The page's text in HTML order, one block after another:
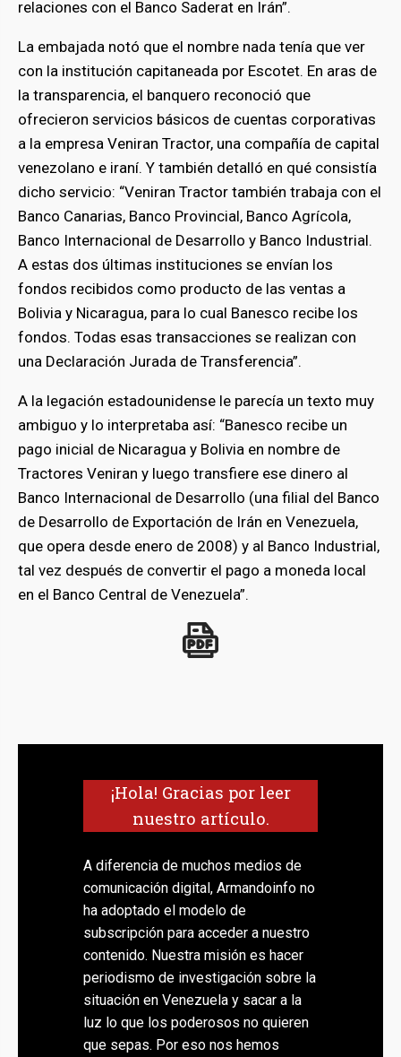
relaciones con el Banco Saderat en Irán”.
La embajada notó que el nombre nada tenía que ver
con la institución capitaneada por Escotet. En aras de
la transparencia, el banquero reconoció que
ofrecieron servicios básicos de cuentas corporativas
a la empresa Veniran Tractor, una compañía de capital
venezolano e iraní. Y también detalló en qué consistía
dicho servicio: “Veniran Tractor también trabaja con el
Banco Canarias, Banco Provincial, Banco Agrícola,
Banco Internacional de Desarrollo y Banco Industrial.
A estas dos últimas instituciones se envían los
fondos recibidos como producto de las ventas a
Bolivia y Nicaragua, para lo cual Banesco recibe los
fondos. Todas esas transacciones se realizan con
una Declaración Jurada de Transferencia”.
A la legación estadounidense le parecía un texto muy
ambiguo y lo interpretaba así: “Banesco recibe un
pago inicial de Nicaragua y Bolivia en nombre de
Tractores Veniran y luego transfiere ese dinero al
Banco Internacional de Desarrollo (una filial del Banco
de Desarrollo de Exportación de Irán en Venezuela,
que opera desde enero de 2008) y al Banco Industrial,
tal vez después de convertir el pago a moneda local
en el Banco Central de Venezuela”.
¡Hola! Gracias por leer
nuestro artículo.
A diferencia de muchos medios de
comunicación digital, Armandoinfo no
ha adoptado el modelo de
subscripción para acceder a nuestro
contenido. Nuestra misión es hacer
periodismo de investigación sobre la
situación en Venezuela y sacar a la
luz lo que los poderosos no quieren
que sepas. Por eso nos hemos